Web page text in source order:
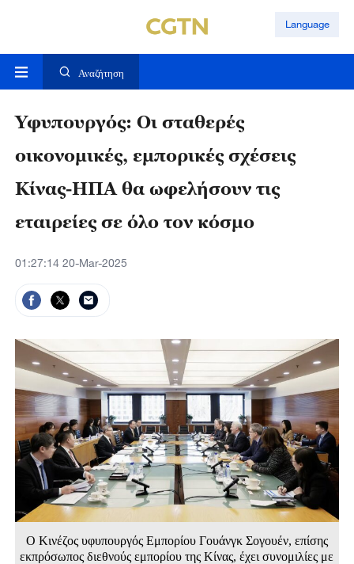
Language
Αναζήτηση
Υφυπουργός: Οι σταθερές
οικονομικές, εμπορικές σχέσεις
Κίνας-ΗΠΑ θα ωφελήσουν τις
εταιρείες σε όλο τον κόσμο
01:27:14 20-Mar-2025
Ο Κινέζος υφυπουργός Εμπορίου Γουάνγκ Σογουέν, επίσης
εκπρόσωπος διεθνούς εμπορίου της Κίνας, έχει συνομιλίες με